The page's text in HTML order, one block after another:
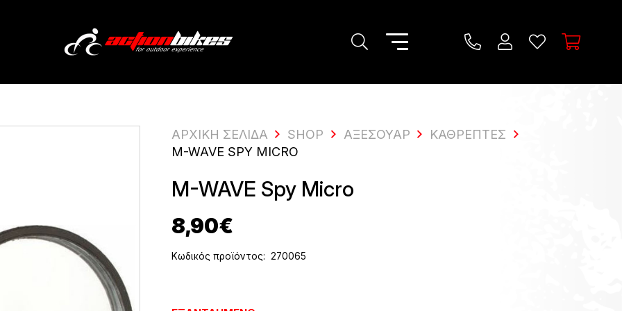
ΑΡΧΙΚΗ ΣΕΛΙΔΑ SHOP ΑΞΕΣΟΥΆΡ
ΚΑΘΡΈΠΤΕΣ
M-WAVE SPY MICRO
M-WAVE Spy Micro
8,90€
Κωδικός προϊόντος: 270065